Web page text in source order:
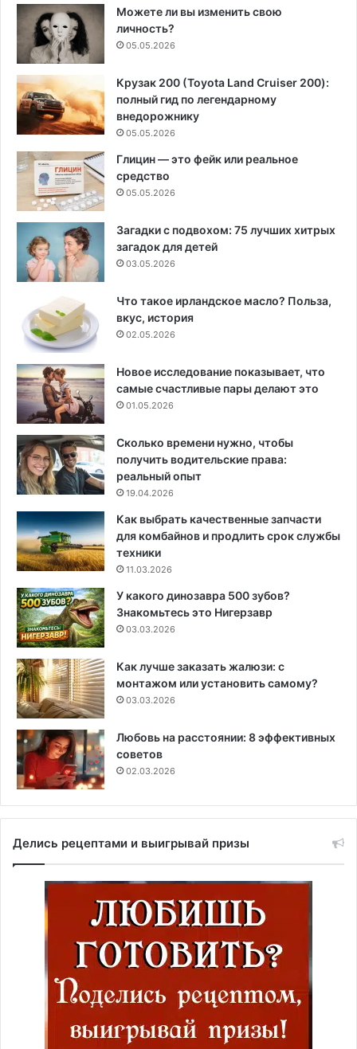
Можете ли вы изменить свою
личность?
05.05.2026
Крузак 200 (Toyota Land Cruiser 200):
полный гид по легендарному
внедорожнику
05.05.2026
Глицин — это фейк или реальное
средство
05.05.2026
Загадки с подвохом: 75 лучших хитрых
загадок для детей
03.05.2026
Что такое ирландское масло? Польза,
вкус, история
02.05.2026
Новое исследование показывает, что
самые счастливые пары делают это
01.05.2026
Сколько времени нужно, чтобы
получить водительские права:
реальный опыт
19.04.2026
Как выбрать качественные запчасти
для комбайнов и продлить срок службы
техники
11.03.2026
У какого динозавра 500 зубов?
Знакомьтесь это Нигерзавр
03.03.2026
Как лучше заказать жалюзи: с
монтажом или установить самому?
03.03.2026
Любовь на расстоянии: 8 эффективных
советов
02.03.2026
Делись рецептами и выигрывай призы